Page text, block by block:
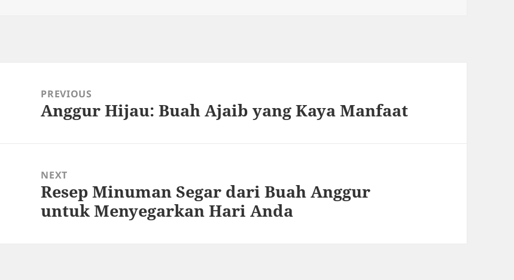
navigationPREVIOUS
Previous
Anggur Hijau: Buah Ajaib yang Kaya Manfaat
NEXT
Next
post:
Resep Minuman Segar dari Buah Anggur
untuk Menyegarkan Hari Anda